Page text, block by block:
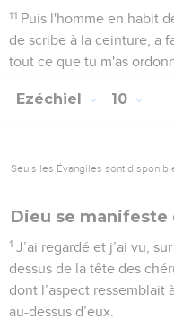
11 Puis l'homme en habit
de scribe à la ceinture, a
tout ce que tu m'as
Ezéchiel 10
Seuls les Évangiles sont
Dieu se manifeste
1 J’ai regardé et j’ai vu,
dessus de la tête des
dont l’aspect ressemblait
au-dessus d’eux.